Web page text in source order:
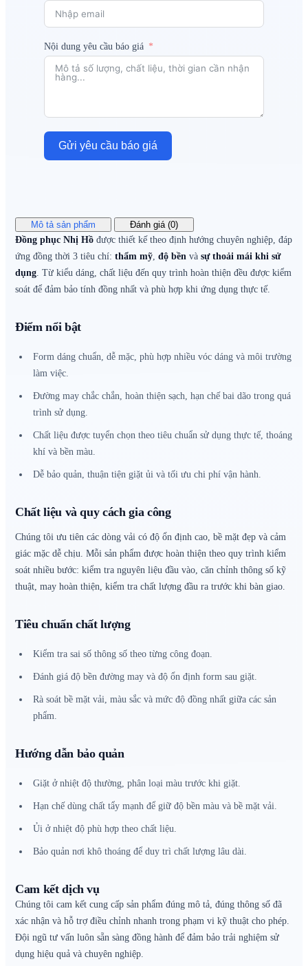
Nội dung yêu cầu báo giá
Gửi yêu cầu báo giá
Mô tả sản phẩm
Đánh giá (0)
Đồng phục Nhị Hồ được thiết kế theo định hướng chuyên nghiệp, đáp
ứng đồng thời 3 tiêu chí: thẩm mỹ, độ bền và sự thoải mái khi sử
dụng. Từ kiểu dáng, chất liệu đến quy trình hoàn thiện đều được kiểm
soát để đảm bảo tính đồng nhất và phù hợp khi ứng dụng thực tế.
Điểm nổi bật
Form dáng chuẩn, dễ mặc, phù hợp nhiều vóc dáng và môi trường
làm việc.
Đường may chắc chắn, hoàn thiện sạch, hạn chế bai dão trong quá
trình sử dụng.
Chất liệu được tuyển chọn theo tiêu chuẩn sử dụng thực tế, thoáng
khí và bền màu.
Dễ bảo quản, thuận tiện giặt ủi và tối ưu chi phí vận hành.
Chất liệu và quy cách gia công
Chúng tôi ưu tiên các dòng vải có độ ổn định cao, bề mặt đẹp và cảm
giác mặc dễ chịu. Mỗi sản phẩm được hoàn thiện theo quy trình kiểm
soát nhiều bước: kiểm tra nguyên liệu đầu vào, căn chỉnh thông số kỹ
thuật, may hoàn thiện, kiểm tra chất lượng đầu ra trước khi bàn giao.
Tiêu chuẩn chất lượng
Kiểm tra sai số thông số theo từng công đoạn.
Đánh giá độ bền đường may và độ ổn định form sau giặt.
Rà soát bề mặt vải, màu sắc và mức độ đồng nhất giữa các sản
phẩm.
Hướng dẫn bảo quản
Giặt ở nhiệt độ thường, phân loại màu trước khi giặt.
Hạn chế dùng chất tẩy mạnh để giữ độ bền màu và bề mặt vải.
Ủi ở nhiệt độ phù hợp theo chất liệu.
Bảo quản nơi khô thoáng để duy trì chất lượng lâu dài.
Cam kết dịch vụ
Chúng tôi cam kết cung cấp sản phẩm đúng mô tả, đúng thông số đã
xác nhận và hỗ trợ điều chỉnh nhanh trong phạm vi kỹ thuật cho phép.
Đội ngũ tư vấn luôn sẵn sàng đồng hành để đảm bảo trải nghiệm sử
dụng hiệu quả và chuyên nghiệp.